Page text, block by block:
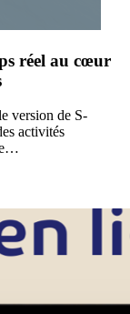
réel au cœur
version de S-
activités